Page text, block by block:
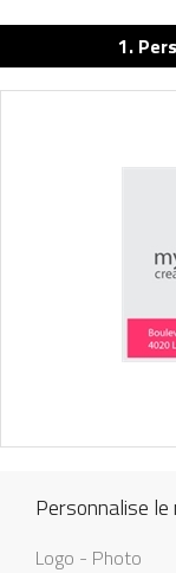
1.
Personnalise
Logo - Photo